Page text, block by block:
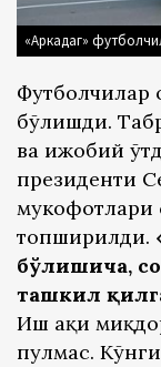
«Аркадаг»
Футболчилар
бўлишди.
ва ижобий
президенти
мукофотлари
топширилди.
бўлишича,
ташкил
Иш ҳақи
пулмас.